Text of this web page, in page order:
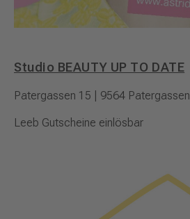
Studio BEAUTY UP TO DATE
Patergassen 15 | 9564 Patergassen
Leeb Gutscheine einlösbar